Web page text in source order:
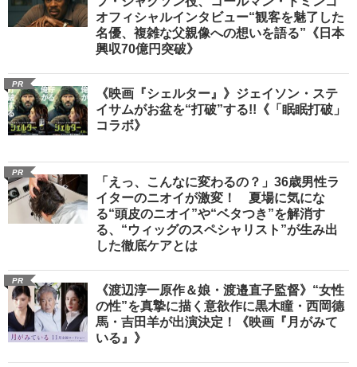
オフィシャルインタビュー“観客を魅了した
名優、複雑な父親像への想いを語る”《日本
興収70億円突破》
PR
《映画『シェルター』》ジェイソン・ステ
イサムがお盆を“打破”する!!《「眠眠打破」
コラボ》
PR
「えっ、こんなに変わるの？」36歳男性ラ
イターのニオイが激変！ 夏場に気にな
る“頭皮のニオイ”や“ベタつき”を解消す
る、“ウィッグのスペシャリスト”が生み出
した徹底ケアとは
PR
《渡辺淳一原作＆娘・渡邉直子監督》“女性
の性”を真摯に描く意欲作に黒木瞳・西岡德
馬・吉田羊が出演決定！《映画『月がみて
いる』》